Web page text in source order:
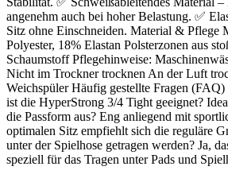
angenehm auch bei hoher Belastung. ✅
Sitz ohne Einschneiden. Material & Pflege
Polyester, 18% Elastan Polsterzonen aus
Schaumstoff Pflegehinweise:
Nicht im Trockner trocknen An der Luft
Weichspüler Häufig gestellte Fragen
ist die HyperStrong 3/4 Tight geeignet?
die Passform aus? Eng anliegend mit
optimalen Sitz empfiehlt sich die reguläre
unter der Spielhose getragen werden? Ja,
speziell für das Tragen unter Pads und